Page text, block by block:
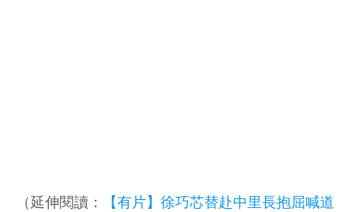
（延伸閱讀：
【有片】徐巧芯替赴中里長抱屈喊道